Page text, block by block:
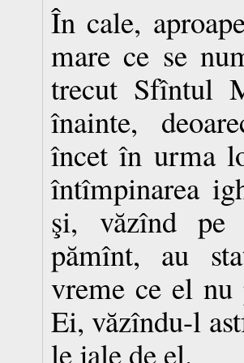
În cale,
mare ce se
trecut Sfîntul
înainte,
încet în urma
întîmpinarea
şi, văzînd
pămînt, au
vreme ce el nu
Ei, văzîndu-l
le jale de el.